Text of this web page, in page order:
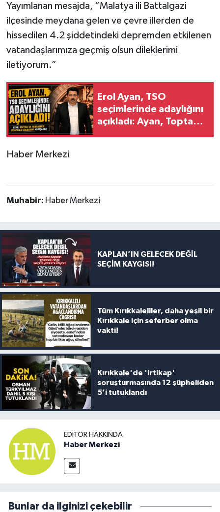
Yayımlanan mesajda, “Malatya ili Battalgazi
ilçesinde meydana gelen ve çevre illerden de
hissedilen 4.2 şiddetindeki depremden etkilenen
vatandaşlarımıza geçmiş olsun dileklerimi
iletiyorum.”
Erol Ayan, TSO
seçimlerinde adaylığını
açıkladı: Ayan, Toptan
Haber Merkezi
Muhabir: Haber Merkezi
KAPLAN’IN GELECEK DEĞİL
SEÇİM KAYGISI!
Tüm Kırıkkaleliler, daha yeşil bir
Kırıkkale için seferber olma
vakti!
Kırıkkale'de 'irtikap'
soruşturmasında 12 şüpheliden
5’i tutuklandı
EDITÖR HAKKINDA
Haber Merkezi
Bunlar da ilginizi çekebilir